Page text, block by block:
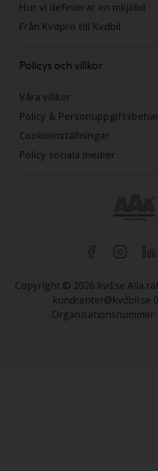
Hur vi definierar en miljöbil
Från Kvdpro till Kvdbil
Policys och villkor
Våra villkor
Policy &
Cookieinställningar
Policy sociala medier
Copyright © 2026 kvd.se Alla
kundcenter@kvdbil.se
Organisationsnummer: